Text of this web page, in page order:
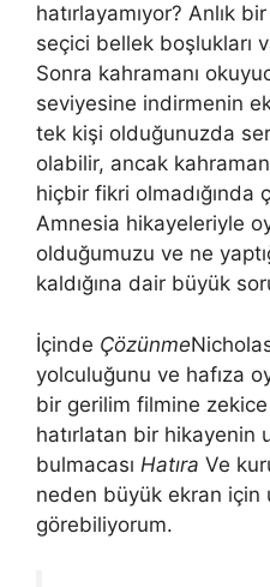
hatırlayamıyor? Anlık
seçici bellek boşlukları
Sonra kahramanı
seviyesine indirmenin
tek kişi olduğunuzda
olabilir, ancak
hiçbir fikri olmadığında
Amnesia hikayeleriyle
olduğumuzu ve ne
kaldığına dair büyük
İçinde Çözünme
yolculuğunu ve hafıza
bir gerilim filmine
hatırlatan bir hikayenin
bulmacası Hatıra Ve
neden büyük ekran için
görebiliyorum.